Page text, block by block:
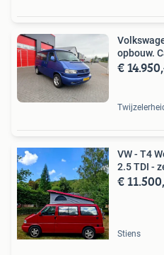
opbouw.
€
VW - T4
2.5 TDI -
€
Stiens